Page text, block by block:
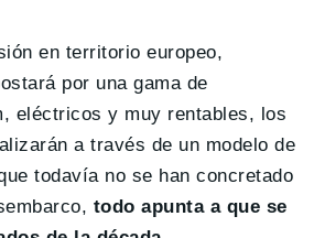
en territorio europeo,
por una gama de
eléctricos y muy rentables, los
a través de un modelo de
todavía no se han concretado
todo apunta a que se